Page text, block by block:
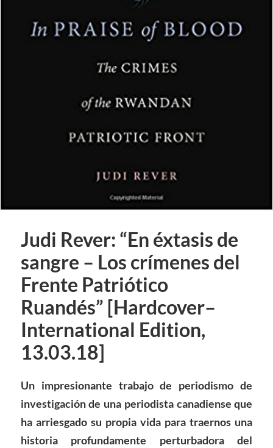
Judi Rever: “En éxtasis de
sangre – Los crímenes del
Frente Patriótico
Ruandés” [Hardcover–
International Edition,
13.03.18]
Un impresionante trabajo de periodismo de
investigación de una periodista canadiense que
ha arriesgado su propia vida para traernos una
historia profundamente perturbadora del